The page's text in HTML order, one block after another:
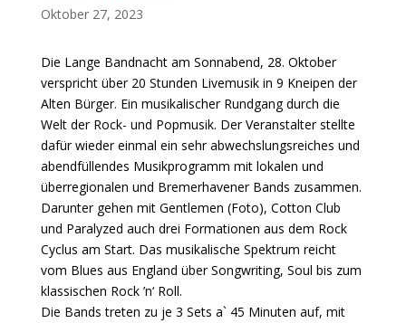
Oktober 27, 2023
Die Lange Bandnacht am Sonnabend, 28. Oktober
verspricht über 20 Stunden Livemusik in 9 Kneipen der
Alten Bürger. Ein musikalischer Rundgang durch die
Welt der Rock- und Popmusik. Der Veranstalter stellte
dafür wieder einmal ein sehr abwechslungsreiches und
abendfüllendes Musikprogramm mit lokalen und
überregionalen und Bremerhavener Bands zusammen.
Darunter gehen mit Gentlemen (Foto), Cotton Club
und Paralyzed auch drei Formationen aus dem Rock
Cyclus am Start. Das musikalische Spektrum reicht
vom Blues aus England über Songwriting, Soul bis zum
klassischen Rock ’n‘ Roll.
Die Bands treten zu je 3 Sets a` 45 Minuten auf, mit